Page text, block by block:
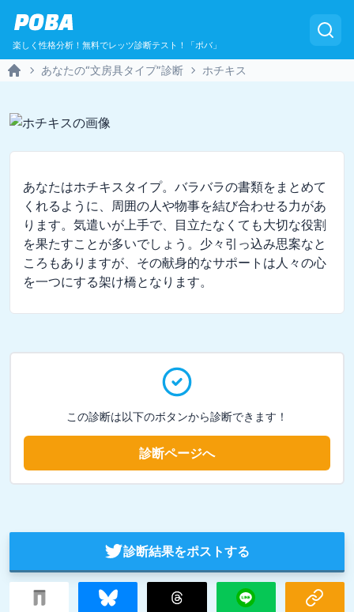
POBA
楽しく性格分析！無料でレッツ診断テスト！「ポバ」
あなたの“文房具タイプ”診断 ホチキス
あなたはホチキスタイプ。バラバラの書類をまとめて
くれるように、周囲の人や物事を結び合わせる力があ
ります。気遣いが上手で、目立たなくても大切な役割
を果たすことが多いでしょう。少々引っ込み思案なと
ころもありますが、その献身的なサポートは人々の心
を一つにする架け橋となります。
この診断は以下のボタンから診断できます！
診断ページへ
診断結果をポストする